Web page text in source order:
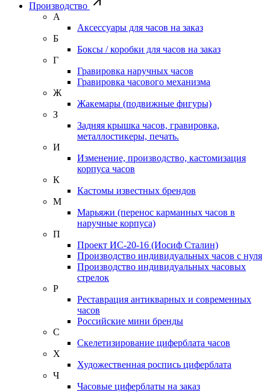
Производство
А
Аксессуары для часов на заказ
Б
Боксы / коробки для часов на заказ
Г
Гравировка наручных часов
Гравировка часового механизма
Ж
Жакемары (подвижные фигуры)
З
Задняя крышка часов, гравировка,
металлостикеры, печать.
И
Изменение, производство, кастомизация
корпуса часов
К
Кастомы известных брендов
М
Марьяжи (перенос карманных часов в
наручные корпуса)
П
Проект ИС-20-16 (Иосиф Сталин)
Производство индивидуальных часов с нуля
Производство индивидуальных часовых
стрелок
Р
Реставрация антикварных и современных
часов
Российские мини бренды
С
Скелетизирование циферблата часов
Х
Художественная роспись циферблата
Ч
Часовые циферблаты на заказ